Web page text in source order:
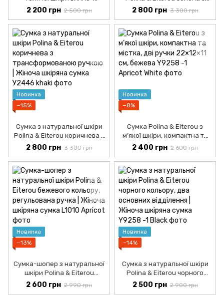
червона
2 200 грн 2 500 грн
трансформованою ручкою |
Жіноча шкіряна сумка
2 800 грн 3 300 грн
Новинка
−15%
Сумка з натуральної шкіри
Polina & Eiterou коричнева з
трансформованою ручкою |
Жіноча шкіряна сумка
2 800 грн 3 300 грн
Новинка
−8%
Сумка Polina & Eiterou з
м’якої шкіри, компактна та
містка, дві ручки 22×12×11 см,
бежева
2 400 грн 2 600 грн
Новинка
−13%
Сумка-шопер з натуральної
шкіри Polina & Eiterou
бежевого кольору,
регульована ручка | Жіноча
2 600 грн 2 990 грн
Новинка
−14%
Сумка з натуральної шкіри
Polina & Eiterou чорного
кольору, два основних
відділення | Жіноча шкіряна
2 500 грн 2 900 грн